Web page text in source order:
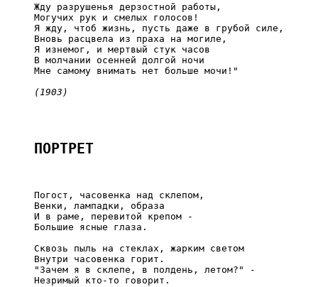
     Жду разрушенья дерзостной работы,
     Могучих рук и смелых голосов!
     Я жду, чтоб жизнь, пусть даже в грубой силе,
     Вновь расцвела из праха на могиле,
     Я изнемог, и мертвый стук часов
     В молчании осенней долгой ночи
     Мне самому внимать нет больше мочи!"
(1903)
ПОРТРЕТ
     Погост, часовенка над склепом,
     Венки, лампадки, образа
     И в раме, перевитой крепом -
     Большие ясные глаза.
     Сквозь пыль на стеклах, жарким светом
     Внутри часовенка горит.
     "Зачем я в склепе, в полдень, летом?" -
     Незримый кто-то говорит.